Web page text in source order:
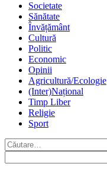
Societate
Sănătate
Învățământ
Cultură
Politic
Economic
Opinii
Agricultură/Ecologie
(Inter)Național
Timp Liber
Religie
Sport
Caută
după: